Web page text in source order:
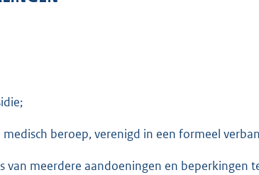
beroep, verenigd in een formeel
van meerdere aandoeningen en beperkingen